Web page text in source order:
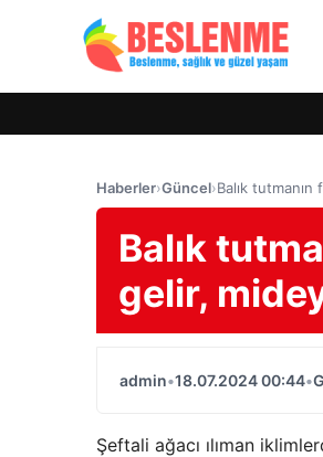
Haberler›Güncel›Balık
Balık
gelir,
admin•18.07.2024 00:44•
Şeftali ağacı ılıman